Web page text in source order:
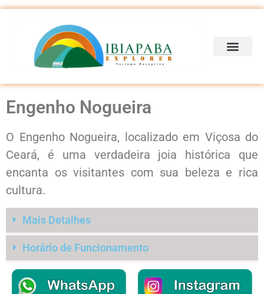
Engenho Nogueira
O Engenho Nogueira, localizado em Viçosa do
Ceará, é uma verdadeira joia histórica que
encanta os visitantes com sua beleza e rica
cultura.
Mais Detalhes
Horário de Funcionamento